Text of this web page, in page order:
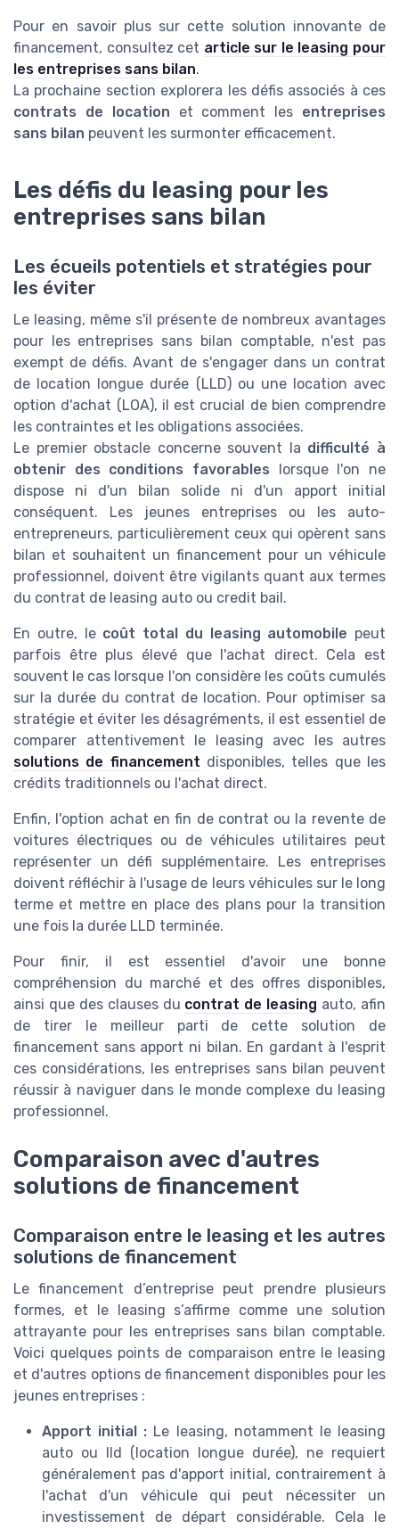
Pour en savoir plus sur cette solution innovante de
financement, consultez cet article sur le leasing pour
les entreprises sans bilan.
La prochaine section explorera les défis associés à ces
contrats de location et comment les entreprises
sans bilan peuvent les surmonter efficacement.
Les défis du leasing pour les
entreprises sans bilan
Les écueils potentiels et stratégies pour
les éviter
Le leasing, même s'il présente de nombreux avantages
pour les entreprises sans bilan comptable, n'est pas
exempt de défis. Avant de s'engager dans un contrat
de location longue durée (LLD) ou une location avec
option d'achat (LOA), il est crucial de bien comprendre
les contraintes et les obligations associées.
Le premier obstacle concerne souvent la difficulté à
obtenir des conditions favorables lorsque l'on ne
dispose ni d'un bilan solide ni d'un apport initial
conséquent. Les jeunes entreprises ou les auto-
entrepreneurs, particulièrement ceux qui opèrent sans
bilan et souhaitent un financement pour un véhicule
professionnel, doivent être vigilants quant aux termes
du contrat de leasing auto ou credit bail.
En outre, le coût total du leasing automobile peut
parfois être plus élevé que l'achat direct. Cela est
souvent le cas lorsque l'on considère les coûts cumulés
sur la durée du contrat de location. Pour optimiser sa
stratégie et éviter les désagréments, il est essentiel de
comparer attentivement le leasing avec les autres
solutions de financement disponibles, telles que les
crédits traditionnels ou l'achat direct.
Enfin, l'option achat en fin de contrat ou la revente de
voitures électriques ou de véhicules utilitaires peut
représenter un défi supplémentaire. Les entreprises
doivent réfléchir à l'usage de leurs véhicules sur le long
terme et mettre en place des plans pour la transition
une fois la durée LLD terminée.
Pour finir, il est essentiel d'avoir une bonne
compréhension du marché et des offres disponibles,
ainsi que des clauses du contrat de leasing auto, afin
de tirer le meilleur parti de cette solution de
financement sans apport ni bilan. En gardant à l'esprit
ces considérations, les entreprises sans bilan peuvent
réussir à naviguer dans le monde complexe du leasing
professionnel.
Comparaison avec d'autres
solutions de financement
Comparaison entre le leasing et les autres
solutions de financement
Le financement d’entreprise peut prendre plusieurs
formes, et le leasing s’affirme comme une solution
attrayante pour les entreprises sans bilan comptable.
Voici quelques points de comparaison entre le leasing
et d'autres options de financement disponibles pour les
jeunes entreprises :
Apport initial : Le leasing, notamment le leasing
auto ou lld (location longue durée), ne requiert
généralement pas d'apport initial, contrairement à
l'achat d'un véhicule qui peut nécessiter un
investissement de départ considérable. Cela le